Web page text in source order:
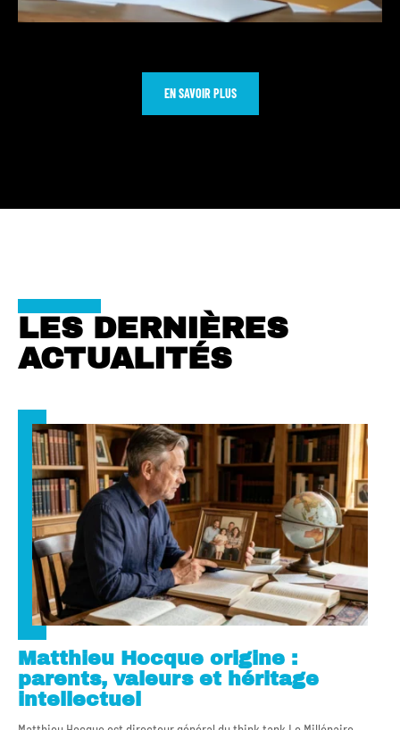
EN SAVOIR PLUS
LES DERNIÈRES
ACTUALITÉS
Matthieu Hocque origine :
parents, valeurs et héritage
intellectuel